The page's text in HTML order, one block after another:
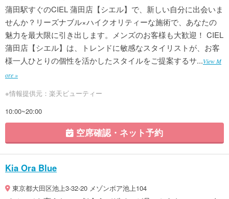
蒲田駅すぐのCIEL 蒲田店【シエル】で、新しい自分に出会いま
せんか？リーズナブル×ハイクオリティーな施術で、あなたの
魅力を最大限に引き出します。メンズのお客様も大歓迎！ CIEL
蒲田店【シエル】は、トレンドに敏感なスタイリストが、お客
様一人ひとりの個性を活かしたスタイルをご提案するサ...View M
ore »
※情報提供元：楽天ビューティー
10:00~20:00
空席確認・ネット予約
Kia Ora Blue
東京都大田区池上3-32-20 メゾンボア池上104